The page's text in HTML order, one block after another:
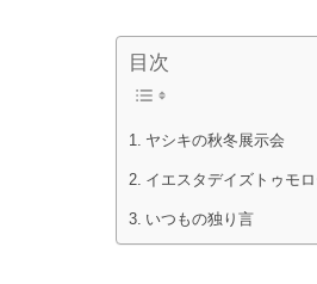
目次
ヤシキの秋冬展示会
イエスタデイズトゥモ
いつもの独り言